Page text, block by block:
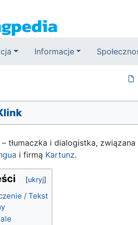
Informacje
– tłumaczka i dialogistka,
i firmą Kartunz.
/ Tekst